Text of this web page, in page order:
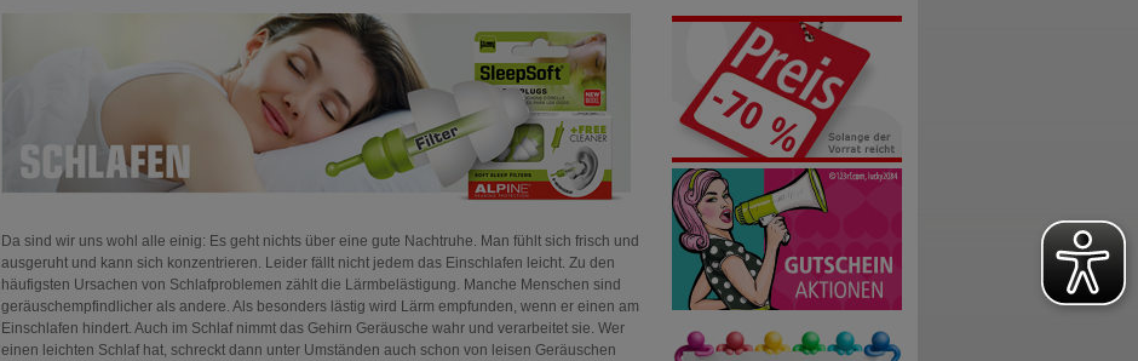
Da sind wir uns wohl alle einig: Es geht nichts über eine gute Nachtruhe. Man fühlt sich frisch und
ausgeruht und kann sich konzentrieren. Leider fällt nicht jedem das Einschlafen leicht. Zu den
häufigsten Ursachen von Schlafproblemen zählt die Lärmbelästigung. Manche Menschen sind
geräuschempfindlicher als andere. Als besonders lästig wird Lärm empfunden, wenn er einen am
Einschlafen hindert. Auch im Schlaf nimmt das Gehirn Geräusche wahr und verarbeitet sie. Wer
einen leichten Schlaf hat, schreckt dann unter Umständen auch schon von leisen Geräuschen